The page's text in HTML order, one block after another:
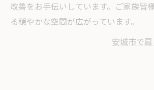
改善をお手伝いしています。ご家族皆
る穏やかな空間が広がっています。
安城市で